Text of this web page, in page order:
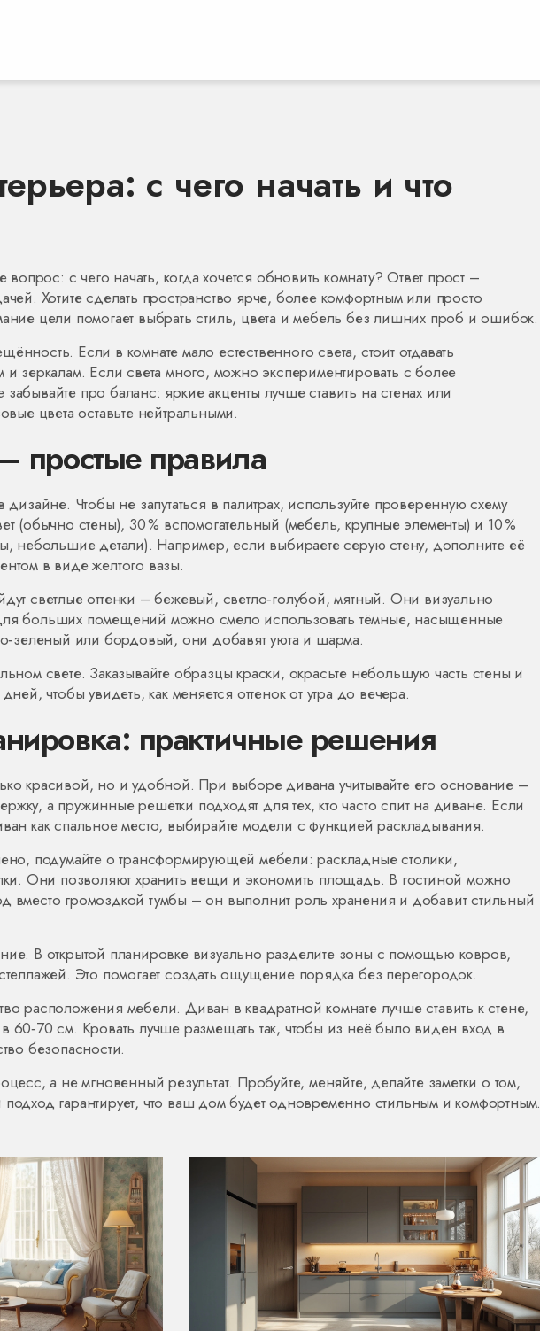
с чего начать и что
вопрос: с чего начать, когда хочется обновить комнату? Ответ прост –
Хотите сделать пространство ярче, более комфортным или просто
цели помогает выбрать стиль, цвета и мебель без лишних проб и ошибок.
Если в комнате мало естественного света, стоит отдавать
и зеркалам. Если света много, можно экспериментировать с более
про баланс: яркие акценты лучше ставить на стенах или
цвета оставьте нейтральными.
простые правила
Чтобы не запутаться в палитрах, используйте проверенную схему
(обычно стены), 30 % вспомогательный (мебель, крупные элементы) и 10 %
небольшие детали). Например, если выбираете серую стену, дополните её
в виде желтого вазы.
светлые оттенки – бежевый, светло‑голубой, мятный. Они визуально
больших помещений можно смело использовать тёмные, насыщенные
или бордовый, они добавят уюта и шарма.
свете. Заказывайте образцы краски, окрасьте небольшую часть стены и
чтобы увидеть, как меняется оттенок от утра до вечера.
практичные решения
красивой, но и удобной. При выборе дивана учитывайте его основание –
а пружинные решётки подходят для тех, кто часто спит на диване. Если
как спальное место, выбирайте модели с функцией раскладывания.
подумайте о трансформирующей мебели: раскладные столики,
Они позволяют хранить вещи и экономить площадь. В гостиной можно
вместо громоздкой тумбы – он выполнит роль хранения и добавит стильный
В открытой планировке визуально разделите зоны с помощью ковров,
Это помогает создать ощущение порядка без перегородок.
расположения мебели. Диван в квадратной комнате лучше ставить к стене,
60‑70 см. Кровать лучше размещать так, чтобы из неё было виден вход в
безопасности.
а не мгновенный результат. Пробуйте, меняйте, делайте заметки о том,
подход гарантирует, что ваш дом будет одновременно стильным и комфортным.